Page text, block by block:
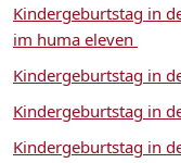
Kindergeburtstag in
im huma eleven
Kindergeburtstag in
Kindergeburtstag in
Kindergeburtstag in